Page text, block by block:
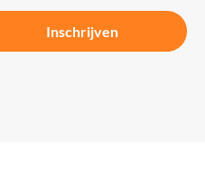
Inschrijven